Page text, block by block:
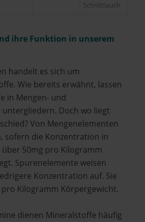
Schnittlauch
ihre Funktion in unserem
handelt es sich um
Wie bereits erwähnt, lassen
in Mengen- und
Doch wo liegt
Von Mengenelementen
sofern die Konzentration in
50mg pro Kilogramm
Spurenelemente weisen
Konzentration auf. Sie
Kilogramm Körpergewicht.
dienen Mineralstoffe häufig